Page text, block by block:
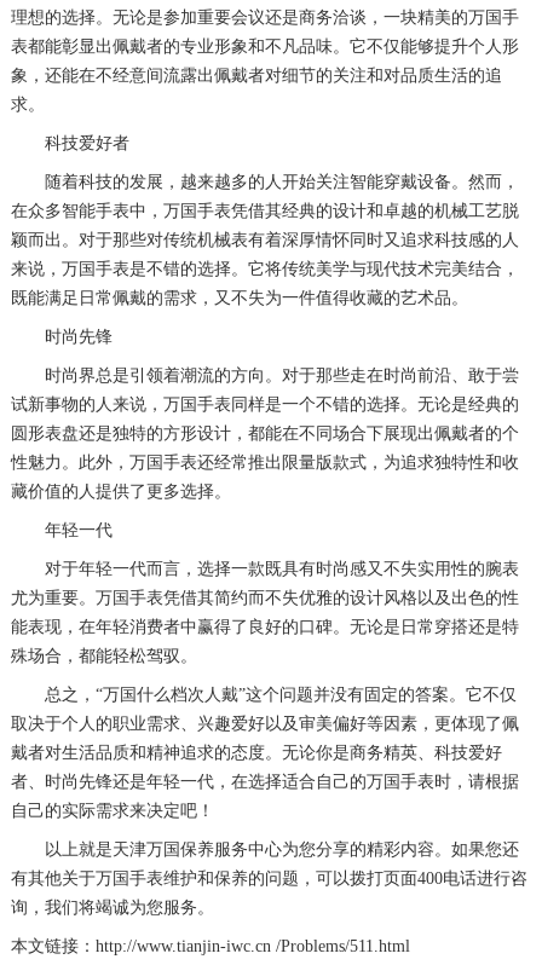
理想的选择。无论是参加重要会议还是商务洽谈，一块精美的万国手
表都能彰显出佩戴者的专业形象和不凡品味。它不仅能够提升个人形
象，还能在不经意间流露出佩戴者对细节的关注和对品质生活的追
求。
科技爱好者
随着科技的发展，越来越多的人开始关注智能穿戴设备。然而，
在众多智能手表中，万国手表凭借其经典的设计和卓越的机械工艺脱
颖而出。对于那些对传统机械表有着深厚情怀同时又追求科技感的人
来说，万国手表是不错的选择。它将传统美学与现代技术完美结合，
既能满足日常佩戴的需求，又不失为一件值得收藏的艺术品。
时尚先锋
时尚界总是引领着潮流的方向。对于那些走在时尚前沿、敢于尝
试新事物的人来说，万国手表同样是一个不错的选择。无论是经典的
圆形表盘还是独特的方形设计，都能在不同场合下展现出佩戴者的个
性魅力。此外，万国手表还经常推出限量版款式，为追求独特性和收
藏价值的人提供了更多选择。
年轻一代
对于年轻一代而言，选择一款既具有时尚感又不失实用性的腕表
尤为重要。万国手表凭借其简约而不失优雅的设计风格以及出色的性
能表现，在年轻消费者中赢得了良好的口碑。无论是日常穿搭还是特
殊场合，都能轻松驾驭。
总之，“万国什么档次人戴”这个问题并没有固定的答案。它不仅
取决于个人的职业需求、兴趣爱好以及审美偏好等因素，更体现了佩
戴者对生活品质和精神追求的态度。无论你是商务精英、科技爱好
者、时尚先锋还是年轻一代，在选择适合自己的万国手表时，请根据
自己的实际需求来决定吧！
以上就是天津万国保养服务中心为您分享的精彩内容。如果您还
有其他关于万国手表维护和保养的问题，可以拨打页面400电话进行咨
询，我们将竭诚为您服务。
本文链接：http://www.tianjin-iwc.cn /Problems/511.html